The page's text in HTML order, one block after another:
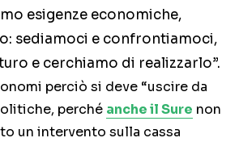
esigenze economiche,
sediamoci e confrontiamoci,
e cerchiamo di realizzarlo”.
perciò si deve “uscire da
perché anche il Sure non
un intervento sulla cassa